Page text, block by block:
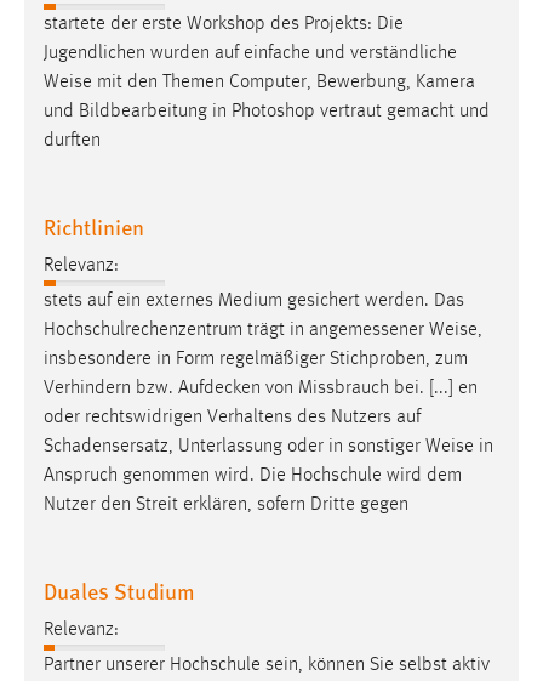
startete der erste Workshop des Projekts: Die
Jugendlichen wurden auf einfache und verständliche
Weise mit den Themen Computer, Bewerbung, Kamera
und Bildbearbeitung in Photoshop vertraut gemacht und
durften
Richtlinien
Relevanz:
stets auf ein externes Medium gesichert werden. Das
Hochschulrechenzentrum trägt in angemessener Weise,
insbesondere in Form regelmäßiger Stichproben, zum
Verhindern bzw. Aufdecken von Missbrauch bei. [...] en
oder rechtswidrigen Verhaltens des Nutzers auf
Schadensersatz, Unterlassung oder in sonstiger Weise in
Anspruch genommen wird. Die Hochschule wird dem
Nutzer den Streit erklären, sofern Dritte gegen
Duales Studium
Relevanz:
Partner unserer Hochschule sein, können Sie selbst aktiv